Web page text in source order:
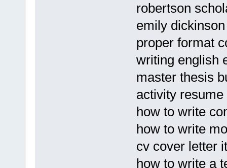
robertson
emily
proper format
writing english
master thesis
activity
how to write
how to write
cv cover letter
how to write a